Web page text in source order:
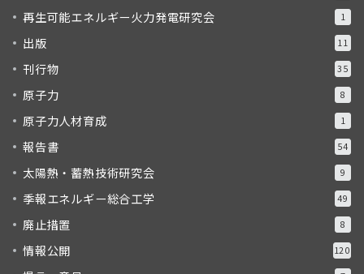
再生可能エネルギー火力発電研究会 1
出版 11
刊行物 35
原子力 8
原子力人材育成 1
報告書 54
太陽熱・蓄熱技術研究会 9
季報エネルギー総合工学 49
廃止措置 8
情報公開 120